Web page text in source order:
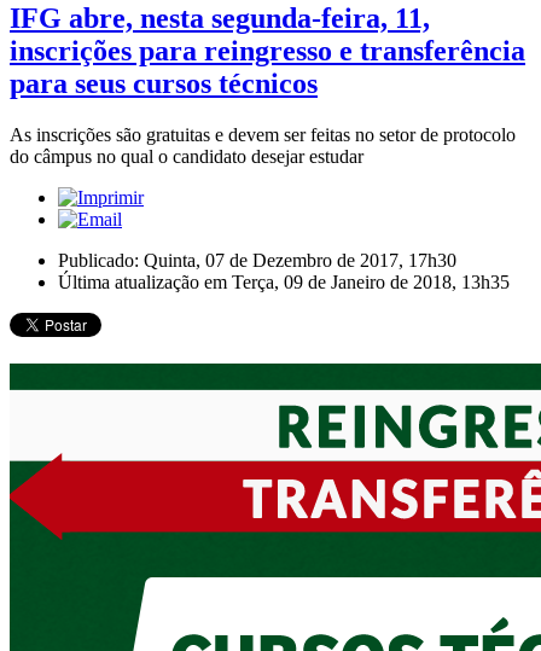
IFG abre, nesta segunda-feira, 11,
inscrições para reingresso e transferência
para seus cursos técnicos
As inscrições são gratuitas e devem ser feitas no setor de protocolo
do câmpus no qual o candidato desejar estudar
Publicado: Quinta, 07 de Dezembro de 2017, 17h30
Última atualização em Terça, 09 de Janeiro de 2018, 13h35